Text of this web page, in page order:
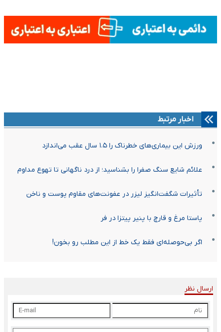
اخبار مرتبط
ورزش این بیماری‌های خطرناک را ۱.۵ سال عقب می‌اندازد
علائم شایع سنگ صفرا را بشناسید؛ از درد ناگهانی تا تهوع مداوم
تأثیرات شگفت‌انگیز لیزر در عفونت‌های مقاوم پوست و ناخن
پاستا مرغ و قارچ با پنیر پیتزا در فر
اگر بی‌حوصله‌ای فقط یک خط از این مطلب رو بخون!
ارسال نظر